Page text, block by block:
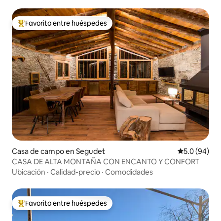
Favorito entre huéspedes preferido
Favorito entre huéspedes
Casa de campo en Segudet Calificación
5.0 (94)
CASA DE ALTA MONTAÑA CON ENCANTO Y CONFORT
Ubicación · Calidad-precio · Comodidades
Favorito entre huéspedes preferido
Favorito entre huéspedes